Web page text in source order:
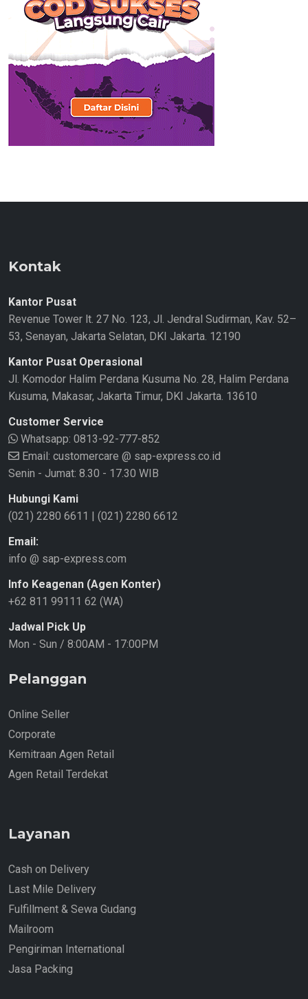
Kontak
Kantor Pusat
Revenue Tower lt. 27 No. 123, Jl. Jendral Sudirman, Kav. 52–
53, Senayan, Jakarta Selatan, DKI Jakarta. 12190
Kantor Pusat Operasional
Jl. Komodor Halim Perdana Kusuma No. 28, Halim Perdana
Kusuma, Makasar, Jakarta Timur, DKI Jakarta. 13610
Customer Service
Whatsapp: 0813-92-777-852
Email: customercare @ sap-express.co.id
Senin - Jumat: 8.30 - 17.30 WIB
Hubungi Kami
(021) 2280 6611 | (021) 2280 6612
Email:
info @ sap-express.com
Info Keagenan (Agen Konter)
+62 811 99111 62 (WA)
Jadwal Pick Up
Mon - Sun / 8:00AM - 17:00PM
Pelanggan
Online Seller
Corporate
Kemitraan Agen Retail
Agen Retail Terdekat
Layanan
Cash on Delivery
Last Mile Delivery
Fulfillment & Sewa Gudang
Mailroom
Pengiriman International
Jasa Packing